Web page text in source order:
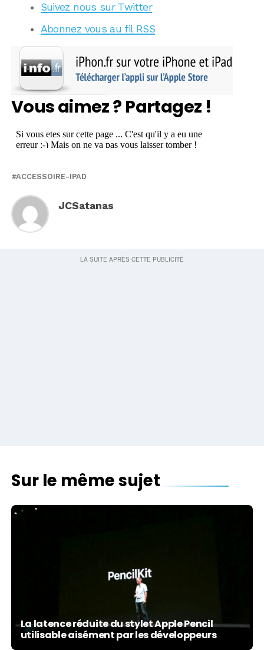
Suivez nous sur Twitter
Abonnez vous au fil RSS
Vous aimez ? Partagez !
ACCESSOIRE-IPAD
JCSatanas
Sur le même sujet
La latence réduite du stylet Apple Pencil
utilisable aisément par les développeurs